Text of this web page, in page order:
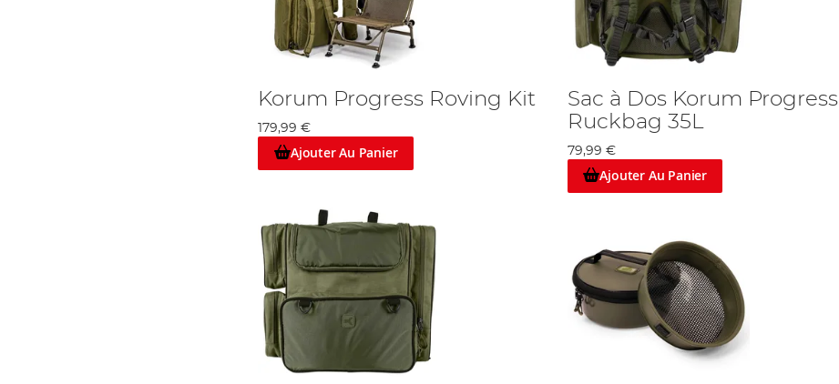
Korum Progress Roving Kit
179,99 €
Ajouter Au Panier
Sac à Dos Korum Progress
Ruckbag 35L
79,99 €
Ajouter Au Panier